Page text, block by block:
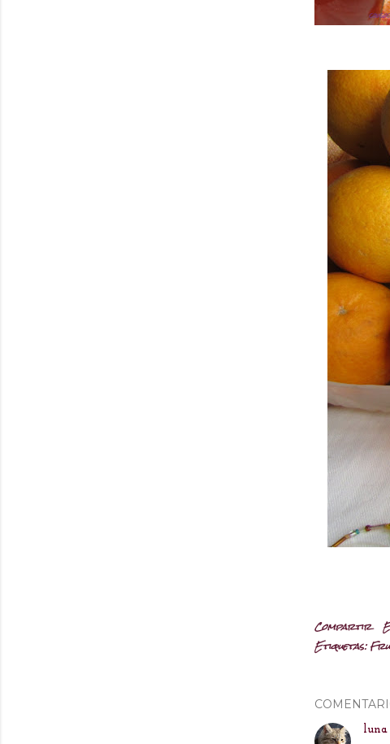
Compartir
Etiquetas:
luna